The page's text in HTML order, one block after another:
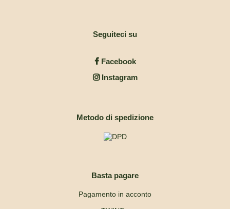
Seguiteci su
Facebook
Instagram
Metodo di spedizione
Basta pagare
Pagamento in acconto